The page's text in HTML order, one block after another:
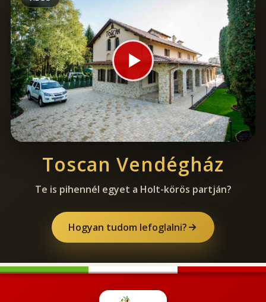
Toscan Vendégház
Te is pihennél egyet a Holt-körös partján?
Hogyan tudom lefoglalni?